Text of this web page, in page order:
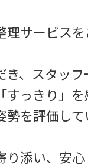
理サービス
、スタッフ
すっきり」
勢を評価し
り添い、安